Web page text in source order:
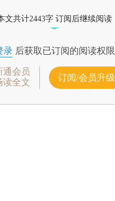
文共计2443字 订阅后继续阅读
录后获取已订阅的阅读权限
通会员
读全文
订阅/会员升级